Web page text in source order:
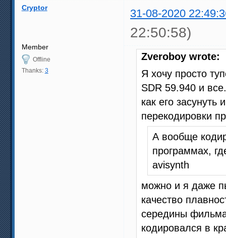
Cryptor 31-08-2020
22:50:58)
Member
Offline
Thanks: 3
Zveroboy wrote:
Я хочу просто
SDR 59.940 и
как его засунуть
перекодировки
А вообще
программах,
avisynth
можно и я даже
качество
середины
кодировался в